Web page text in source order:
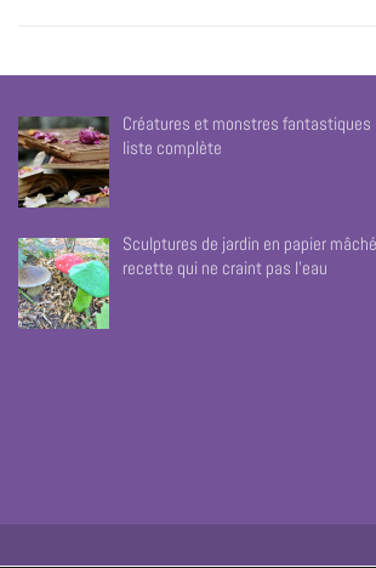
Créatures et monstres fantastiques
liste complète
Sculptures de jardin en papier
recette qui ne craint pas l’eau